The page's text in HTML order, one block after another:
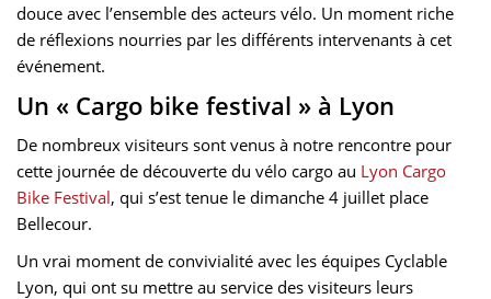
douce avec l’ensemble des acteurs vélo. Un moment riche
de réflexions nourries par les différents intervenants à cet
événement.
Un « Cargo bike festival » à Lyon
De nombreux visiteurs sont venus à notre rencontre pour
cette journée de découverte du vélo cargo au Lyon Cargo
Bike Festival, qui s’est tenue le dimanche 4 juillet place
Bellecour.
Un vrai moment de convivialité avec les équipes Cyclable
Lyon, qui ont su mettre au service des visiteurs leurs